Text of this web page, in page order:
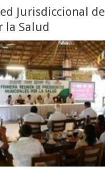
Jurisdiccional de
la Salud